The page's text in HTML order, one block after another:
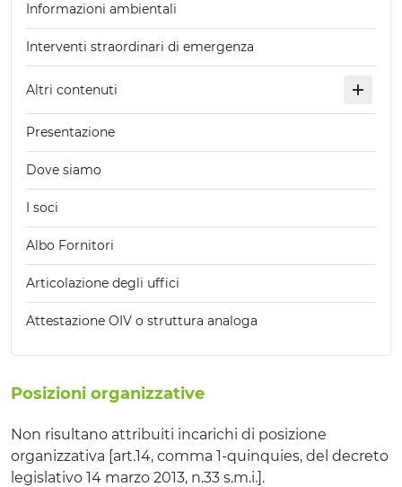
Informazioni ambientali
Interventi straordinari di emergenza
Altri contenuti
Presentazione
Dove siamo
I soci
Albo Fornitori
Articolazione degli uffici
Attestazione OIV o struttura analoga
Posizioni organizzative
Non risultano attribuiti incarichi di posizione
organizzativa [art.14, comma 1-quinquies, del decreto
legislativo 14 marzo 2013, n.33 s.m.i.].